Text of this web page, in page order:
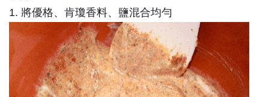
1. 將優格、肯瓊香料、鹽混合均勻